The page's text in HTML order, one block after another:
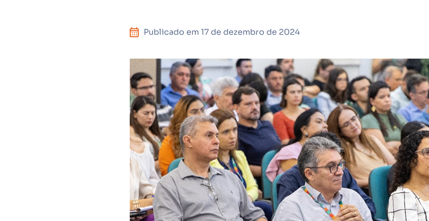
Publicado em 17 de dezembro de 2024